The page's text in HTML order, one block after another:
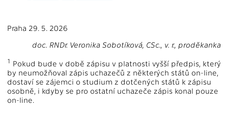
Praha 29. 5. 2026
doc. RNDr. Veronika Sobotíková, CSc., v. r., proděkanka
1 Pokud bude v době zápisu v platnosti vyšší předpis, který
by neumožňoval zápis uchazečů z některých států on-line,
dostaví se zájemci o studium z dotčených států k zápisu
osobně, i kdyby se pro ostatní uchazeče zápis konal pouze
on-line.